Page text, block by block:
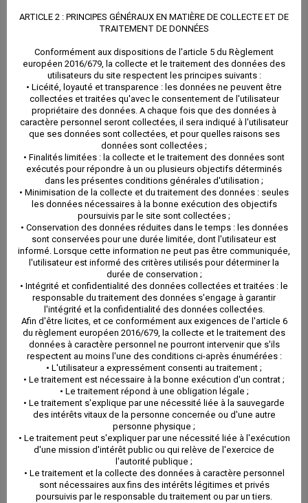
Nous sommes en mesure d’effectuer toutes les
missions liées à la propriété d’un bien destiné à la
location nue ou meublée (appartement, maison
individuelle, local commercial).
Notre gestion personnalisée vous dégagera de toutes
les contraintes liées à la location. Nous vous libérons
de toutes les tâches juridiques administratives et
fiscales afférentes au contrat de location. Nous
administrons votre bien tout au long de sa location.
Nous sommes le lien entre le propriétaire bailleur et le
locataire dont nous sommes le seul interlocuteur.
Nous prenons donc en charge l’ensemble des
prestations suivantes :
ARTICLE 2 : PRINCIPES GÉNÉRAUX EN MATIÈRE DE COLLECTE ET DE
TRAITEMENT DE DONNÉES
Conformément aux dispositions de l'article 5 du Règlement
européen 2016/679, la collecte et le traitement des données des
utilisateurs du site respectent les principes suivants :
• Licéité, loyauté et transparence : les données ne peuvent être
collectées et traitées qu'avec le consentement de l'utilisateur
propriétaire des données. A chaque fois que des données à
caractère personnel seront collectées, il sera indiqué à l'utilisateur
que ses données sont collectées, et pour quelles raisons ses
données sont collectées ;
• Finalités limitées : la collecte et le traitement des données sont
exécutés pour répondre à un ou plusieurs objectifs déterminés
dans les présentes conditions générales d'utilisation ;
• Minimisation de la collecte et du traitement des données : seules
les données nécessaires à la bonne exécution des objectifs
poursuivis par le site sont collectées ;
• Conservation des données réduites dans le temps : les données
sont conservées pour une durée limitée, dont l'utilisateur est
informé. Lorsque cette information ne peut pas être communiquée,
l'utilisateur est informé des critères utilisés pour déterminer la
durée de conservation ;
• Intégrité et confidentialité des données collectées et traitées : le
responsable du traitement des données s'engage à garantir
l'intégrité et la confidentialité des données collectées.
Afin d'être licites, et ce conformément aux exigences de l'article 6
du règlement européen 2016/679, la collecte et le traitement des
données à caractère personnel ne pourront intervenir que s'ils
respectent au moins l'une des conditions ci-après énumérées :
• L'utilisateur a expressément consenti au traitement ;
• Le traitement est nécessaire à la bonne exécution d'un contrat ;
• Le traitement répond à une obligation légale ;
• Le traitement s'explique par une nécessité liée à la sauvegarde
des intérêts vitaux de la personne concernée ou d'une autre
personne physique ;
• Le traitement peut s'expliquer par une nécessité liée à l'exécution
d'une mission d'intérêt public ou qui relève de l'exercice de
l'autorité publique ;
• Le traitement et la collecte des données à caractère personnel
sont nécessaires aux fins des intérêts légitimes et privés
poursuivis par le responsable du traitement ou par un tiers.